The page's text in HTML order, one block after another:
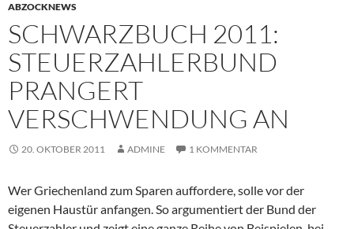
ABZOCKNEWS
SCHWARZBUCH 2011:
STEUERZAHLERBUND
PRANGERT
VERSCHWENDUNG AN
20. OKTOBER 2011 ADMINE 1 KOMMENTAR
Wer Griechenland zum Sparen auffordere, solle vor der
eigenen Haustür anfangen. So argumentiert der Bund der